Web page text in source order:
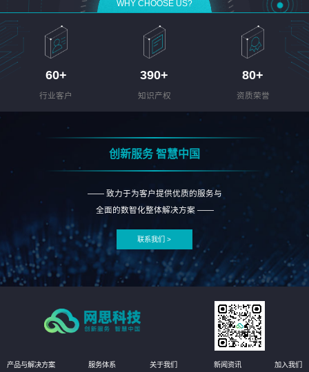
WHY CHOOSE US?
60+
行业客户
390+
知识产权
80+
资质荣誉
创新服务 智慧中国
—— 致力于为客户提供优质的服务与
全面的数智化整体解决方案 ——
联系我们 >
产品与解决方案 服务体系 关于我们 新闻资讯 加入我们